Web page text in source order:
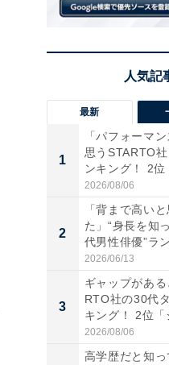
最新
1
「パフォーマ
思うSTARTO
ンキング！ 2
2026/08/06
2
「背まで高い
た」“身長を知
代男性俳優”ラ
2026/06/13
3
ギャップがあ
RTO社の30代
キング！ 2位
2026/08/06
高学歴だと知